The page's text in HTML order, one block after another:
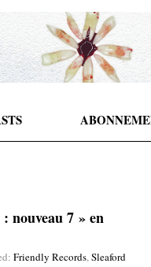
nouveau 7 » en
Friendly Records,Sleaford